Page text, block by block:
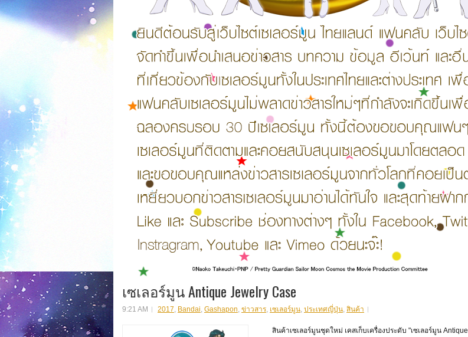
เซเลอร์มูน Antique Jewelry Case
9:21 AM 2017, Bandai, Gashapon, ข่าวสาร, เซเลอร์มูน, ประเทศญี่ปุ่น, สินค้า
สินค้าเซเลอร์มูนชุดใหม่ เคสเก็บเครื่องประดับ "เซเลอร์มูน Antique